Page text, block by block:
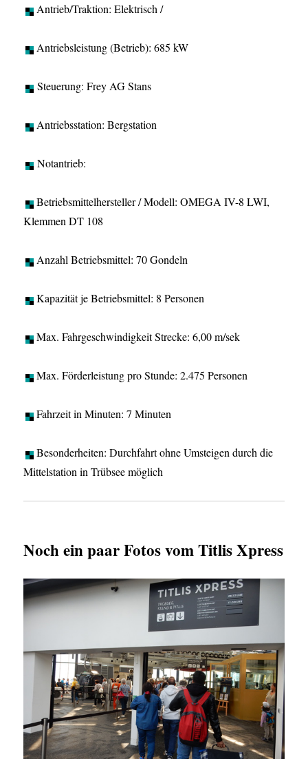
Antrieb/Traktion: Elektrisch /
Antriebsleistung (Betrieb): 685 kW
Steuerung: Frey AG Stans
Antriebsstation: Bergstation
Notantrieb:
Betriebsmittelhersteller / Modell: OMEGA IV-8 LWI,
Klemmen DT 108
Anzahl Betriebsmittel: 70 Gondeln
Kapazität je Betriebsmittel: 8 Personen
Max. Fahrgeschwindigkeit Strecke: 6,00 m/sek
Max. Förderleistung pro Stunde: 2.475 Personen
Fahrzeit in Minuten: 7 Minuten
Besonderheiten: Durchfahrt ohne Umsteigen durch die
Mittelstation in Trübsee möglich
Noch ein paar Fotos vom Titlis Xpress